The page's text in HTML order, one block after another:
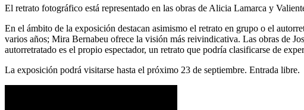
El retrato fotográfico está representado en las obras de Alicia Lamarca y
En el ámbito de la exposición destacan asimismo el retrato en grupo o el
varios años; Mira Bernabeu ofrece la visión más reivindicativa. Las obras de
autorretratado es el propio espectador, un retrato que podría clasificarse de
La exposición podrá visitarse hasta el próximo 23 de septiembre. Entrada libre.